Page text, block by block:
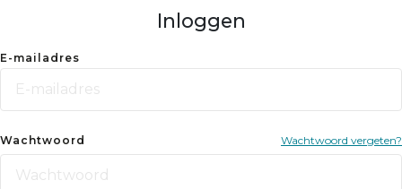
Inloggen
E-mailadres
Wachtwoord Wachtwoord vergeten?